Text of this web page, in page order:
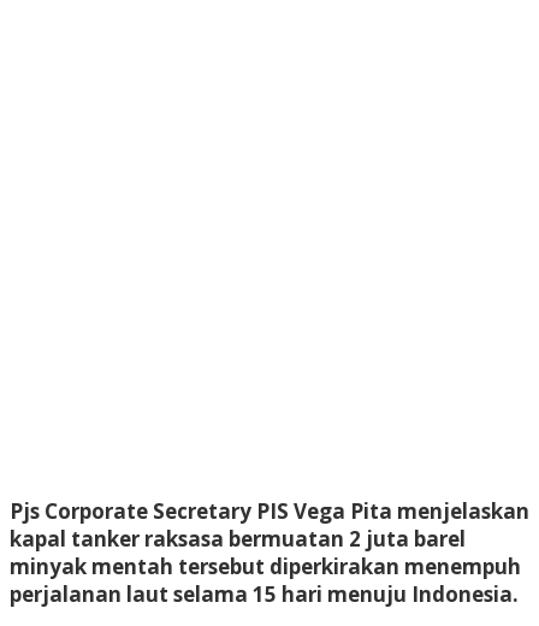
Pjs Corporate Secretary PIS Vega Pita menjelaskan
kapal tanker raksasa bermuatan 2 juta barel
minyak mentah tersebut diperkirakan menempuh
perjalanan laut selama 15 hari menuju Indonesia.